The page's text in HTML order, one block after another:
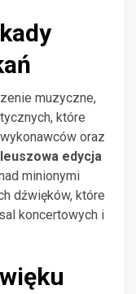
muzyczne,
które
oraz
edycja
minionymi
dźwięków, które
koncertowych i